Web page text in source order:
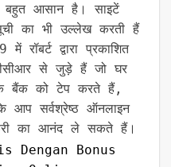
बहुत आसान है। साइटें
का भी उल्लेख करती हैं
द्वारा प्रकाशित
से जुड़े हैं जो घर
बैंक को टेप करते हैं,
सर्वश्रेष्ठ ऑनलाइन
का आनंद ले सकते हैं।
Dengan Bonus